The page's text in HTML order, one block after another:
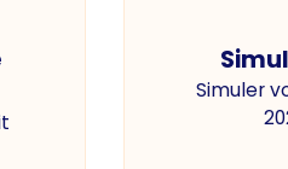
Simuler